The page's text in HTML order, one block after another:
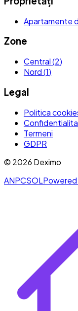
Apartamente
Zone
Central(2)
Nord(1)
Legal
Politica
Termeni
GDPR
© 2026 Deximo
ANPCSOLPowered